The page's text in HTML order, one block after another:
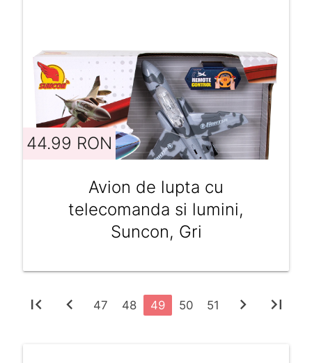
44.99 RON
Avion de lupta cu
telecomanda si lumini,
Suncon, Gri
first_page chevron_left 47 48 49 50 51 chevron_right last_page